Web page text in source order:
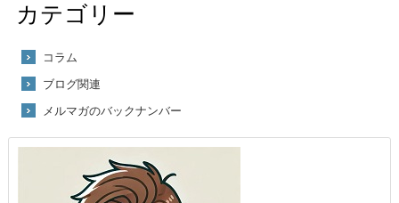
カテゴリー
コラム
ブログ関連
メルマガのバックナンバー